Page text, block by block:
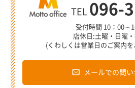
TEL 096-
受付時間 10：00～
店休日:土曜・日曜・
(くわしくは営業日のご案内
メールでの問